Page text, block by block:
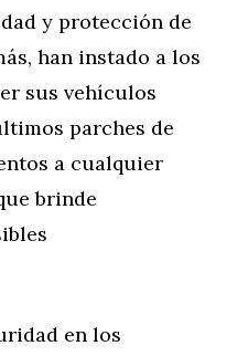
y protección de
han instado a los
sus vehículos
parches de
a cualquier
brinde
en los